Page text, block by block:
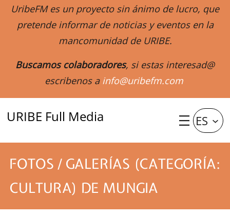
UribeFM es un proyecto sin ánimo de lucro, que
pretende informar de noticias y eventos en la
mancomunidad de URIBE.
Buscamos colaboradores, si estas interesad@
escribenos a info@uribefm.com
URIBE Full Media ES
FOTOS / GALERÍAS (CATEGORÍA:
CULTURA) DE MUNGIA